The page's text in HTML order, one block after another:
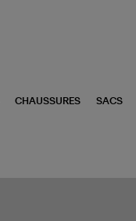
CHAUSSURES SACS